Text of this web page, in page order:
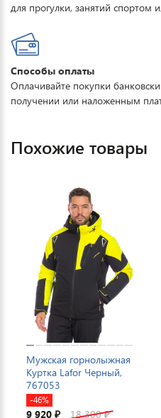
для прогулки, занятий спортом
Способы оплаты
Оплачивайте покупки
получении или наложенным
Похожие товары
Мужская горнолыжная
Куртка Lafor Черный,
767053
-46%
9 920 ₽ 18 300₽